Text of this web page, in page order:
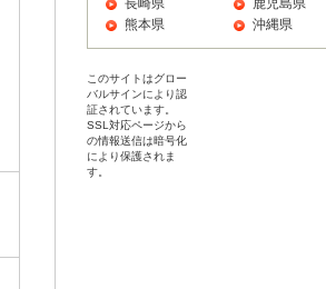
長崎県
熊本県
鹿児島県
沖縄県
このサイトはグロー
バルサインにより認
証されています。
SSL対応ページから
の情報送信は暗号化
により保護されま
す。